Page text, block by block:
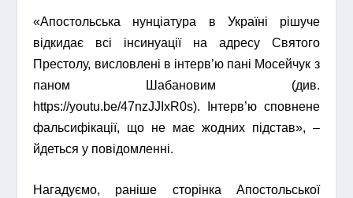
«Апостольська нунціатура в Україні рішуче
відкидає всі інсинуації на адресу Святого
Престолу, висловлені в інтерв’ю пані Мосейчук з
паном Шабановим (див.
https://youtu.be/47nzJJIxR0s). Інтерв’ю сповнене
фальсифікації, що не має жодних підстав», –
йдеться у повідомленні.
Нагадуємо, раніше сторінка Апостольської